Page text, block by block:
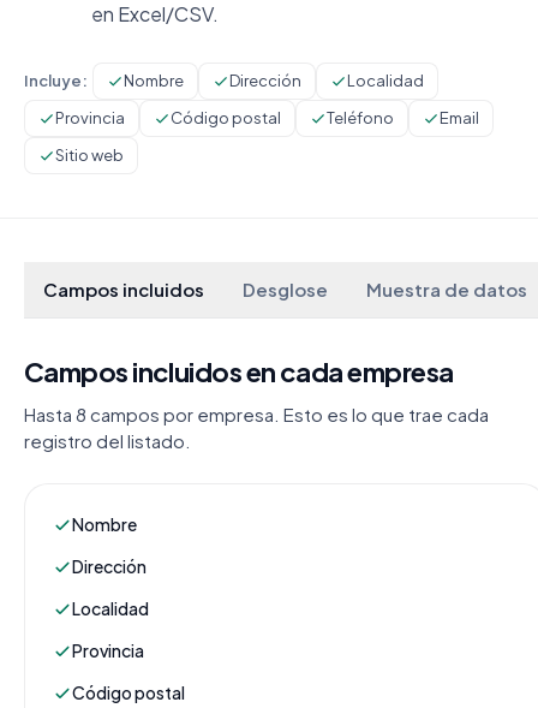
en Excel/CSV.
Incluye: Nombre Dirección
Localidad
Provincia
Código postal Teléfono
Email
Sitio web
Campos incluidos Desglose Muestra de datos
Campos incluidos en cada empresa
Hasta 8 campos por empresa. Esto es lo que trae cada
registro del listado.
Nombre
Dirección
Localidad
Provincia
Código postal